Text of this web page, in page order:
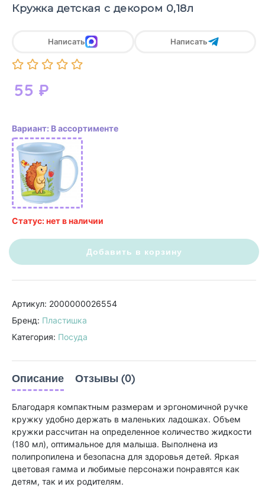
Кружка детская с декором 0,18л
55 ₽
Написать Написать
Вариант: В ассортименте
Статус: нет в наличии
Добавить в корзину
Артикул: 2000000026554
Бренд: Пластишка
Категория: Посуда
Описание Отзывы (0)
Благодаря компактным размерам и эргономичной ручке
кружку удобно держать в маленьких ладошках. Объем
кружки рассчитан на определенное количество жидкости
(180 мл), оптимальное для малыша. Выполнена из
полипропилена и безопасна для здоровья детей. Яркая
цветовая гамма и любимые персонажи понравятся как
детям, так и их родителям.